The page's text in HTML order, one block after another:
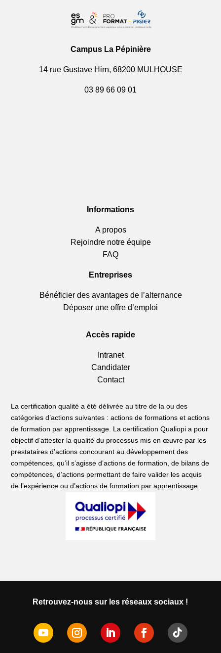
Campus La Pépinière
14 rue Gustave Hirn, 68200 MULHOUSE
03 89 66 09 01
Informations
A propos
Rejoindre notre équipe
FAQ
Entreprises
Bénéficier des avantages de l’alternance
Déposer une offre d’emploi
Accès rapide
Intranet
Candidater
Contact
La certification qualité a été délivrée au titre de la ou des
catégories d’actions suivantes : actions de formations et actions
de formation par apprentissage. La certification Qualiopi a pour
objectif d’attester la qualité du processus mis en œuvre par les
prestataires d’actions concourant au développement des
compétences, qu’il s’agisse d’actions de formation, de bilans de
compétences, d’actions permettant de faire valider les acquis
de l’expérience ou d’actions de formation par apprentissage.
Retrouvez-nous sur les réseaux sociaux !